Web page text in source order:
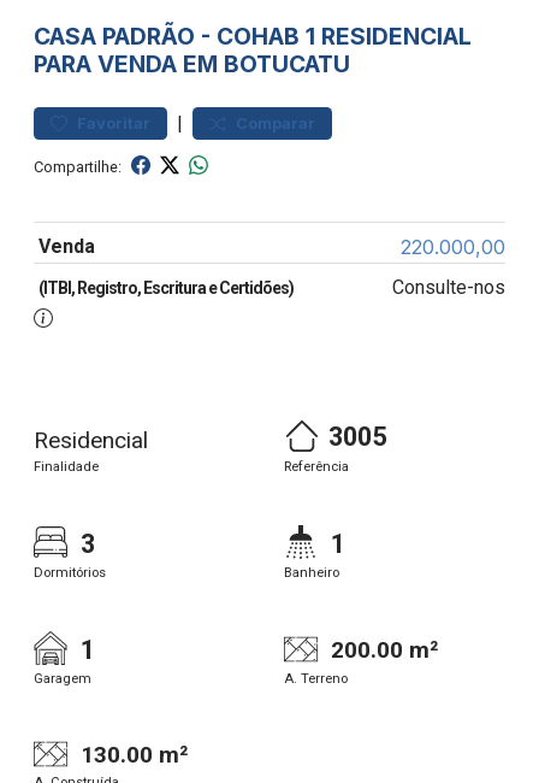
CASA PADRÃO - COHAB 1 RESIDENCIAL
PARA VENDA EM BOTUCATU
Favoritar | Comparar
Compartilhe:
Venda 220.000,00
(ITBI, Registro, Escritura e Certidões) Consulte-nos
Residencial
Finalidade
3005
Referência
3
Dormitórios
1
Banheiro
1
Garagem
200.00 m²
A. Terreno
130.00 m²